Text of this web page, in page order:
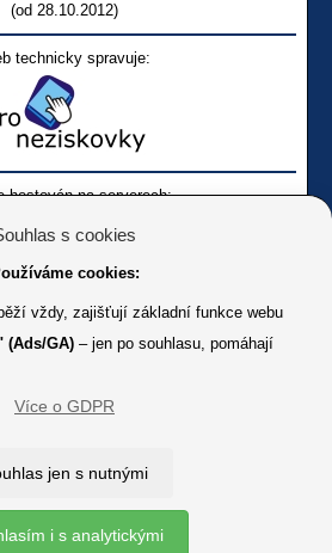
(od 28.10.2012)
technicky spravuje:
hostován na serverech:
Youtube SONS
a obrázků uvedených na tomto serveru je
2012 - 2026 SONS ČR, z. s.
osobních údajů (GDPR)
s cookies
cookies:
vždy, zajišťují základní funkce webu
(Ads/GA) – jen po souhlasu, pomáhají
Více o GDPR
jen s nutnými
i s analytickými